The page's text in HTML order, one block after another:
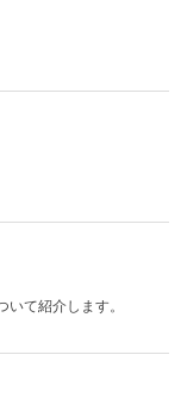
て紹介します。